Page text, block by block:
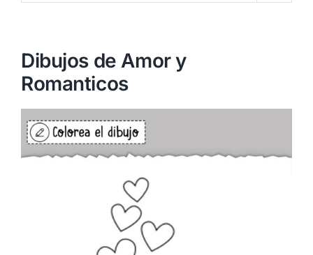
Dibujos de Amor y
Romanticos